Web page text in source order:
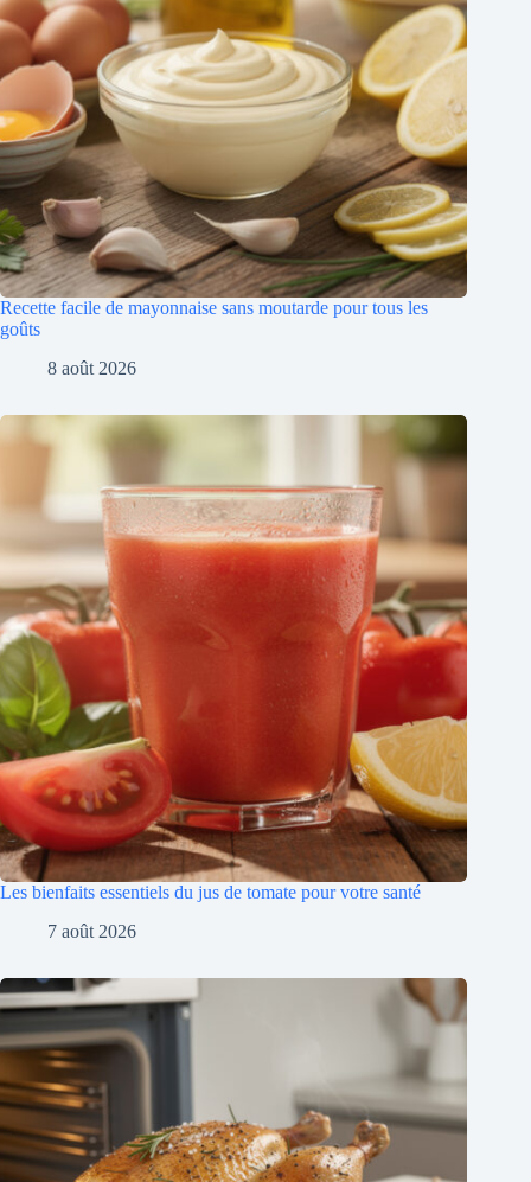
Recette facile de mayonnaise sans moutarde pour tous les
goûts
8 août 2026
Les bienfaits essentiels du jus de tomate pour votre santé
7 août 2026